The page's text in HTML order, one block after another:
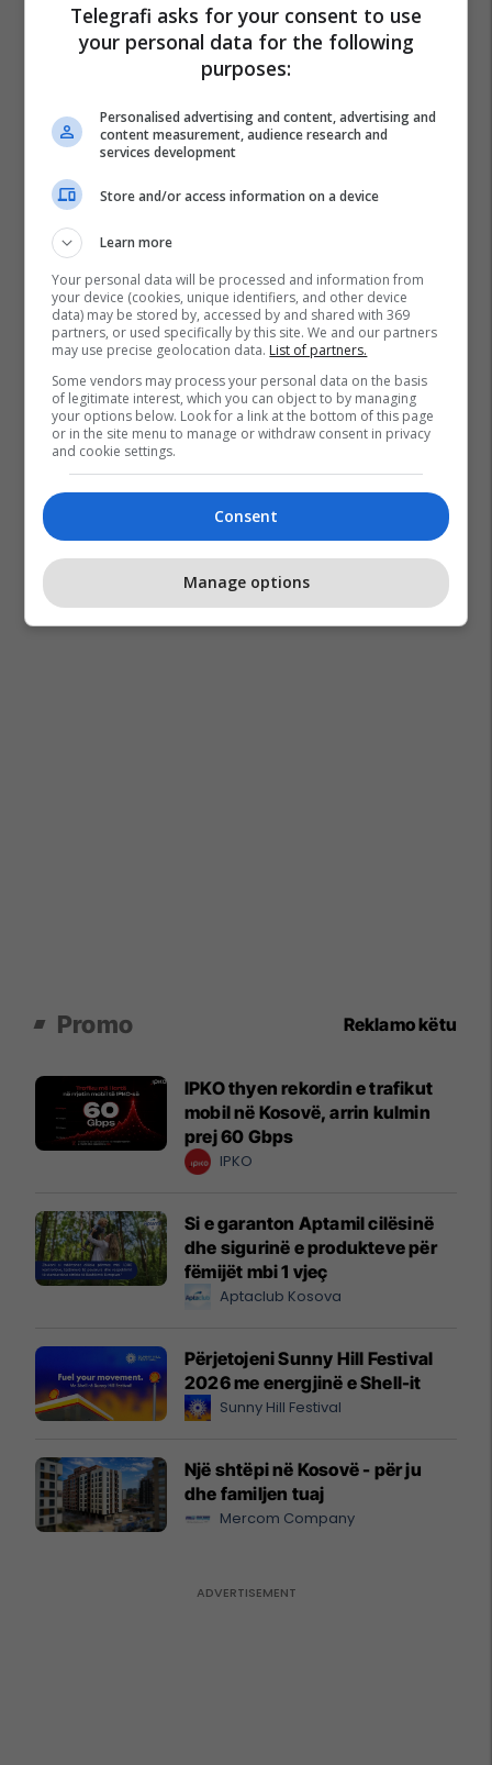
Detergjenti Njollat Të Bardhët E Vezës
Promo Reklamo këtu
IPKO thyen rekordin e trafikut
mobil në Kosovë, arrin kulmin
prej 60 Gbps
IPKO
Si e garanton Aptamil cilësinë
dhe sigurinë e produkteve për
fëmijët mbi 1 vjeç
Aptaclub Kosova
Përjetojeni Sunny Hill Festival
2026 me energjinë e Shell-it
Sunny Hill Festival
Një shtëpi në Kosovë - për ju
dhe familjen tuaj
Mercom Company
Telegrafi asks for your consent to use
your personal data for the following
purposes:
Personalised advertising and content, advertising and
content measurement, audience research and
services development
Store and/or access information on a device
Learn more
Your personal data will be processed and information from
your device (cookies, unique identifiers, and other device
data) may be stored by, accessed by and shared with 369
partners, or used specifically by this site. We and our partners
may use precise geolocation data. List of partners.
Some vendors may process your personal data on the basis
of legitimate interest, which you can object to by managing
your options below. Look for a link at the bottom of this page
or in the site menu to manage or withdraw consent in privacy
and cookie settings.
Consent
Manage options